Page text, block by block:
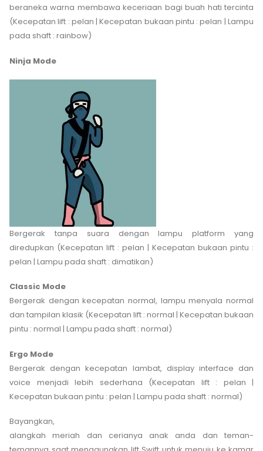
beraneka warna membawa keceriaan bagi buah hati tercinta
(Kecepatan lift : pelan | Kecepatan bukaan pintu : pelan | Lampu
pada shaft : rainbow)
Ninja Mode
Bergerak tanpa suara dengan lampu platform yang
diredupkan (Kecepatan lift : pelan | Kecepatan bukaan pintu :
pelan | Lampu pada shaft : dimatikan)
Classic Mode
Bergerak dengan kecepatan normal, lampu menyala normal
dan tampilan klasik (Kecepatan lift : normal | Kecepatan bukaan
pintu : normal | Lampu pada shaft : normal)
Ergo Mode
Bergerak dengan kecepatan lambat, display interface dan
voice menjadi lebih sederhana (Kecepatan lift : pelan |
Kecepatan bukaan pintu : pelan | Lampu pada shaft : normal)
Bayangkan,
alangkah meriah dan cerianya anak anda dan teman-